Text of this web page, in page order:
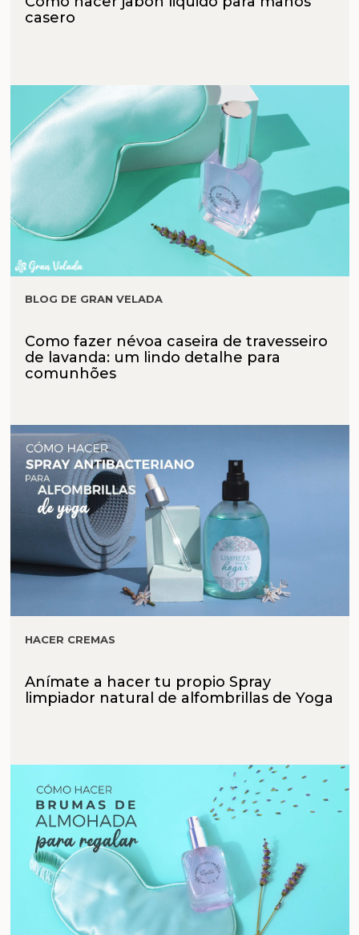
casero
BLOG DE GRAN VELADA
Como fazer névoa caseira de travesseiro
de lavanda: um lindo detalhe para
comunhões
HACER CREMAS
Anímate a hacer tu propio Spray
limpiador natural de alfombrillas de Yoga